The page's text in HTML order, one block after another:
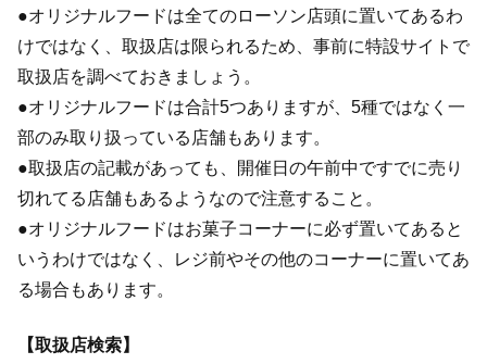
●オリジナルフードは全てのローソン店頭に置いてあるわ
けではなく、取扱店は限られるため、事前に特設サイトで
取扱店を調べておきましょう。
●オリジナルフードは合計5つありますが、5種ではなく一
部のみ取り扱っている店舗もあります。
●取扱店の記載があっても、開催日の午前中ですでに売り
切れてる店舗もあるようなので注意すること。
●オリジナルフードはお菓子コーナーに必ず置いてあると
いうわけではなく、レジ前やその他のコーナーに置いてあ
る場合もあります。
【取扱店検索】